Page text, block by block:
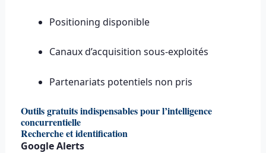
Positioning disponible
Canaux d’acquisition sous-exploités
Partenariats potentiels non pris
Outils gratuits indispensables pour l’intelligence
concurrentielle
Recherche et identification
Google Alerts